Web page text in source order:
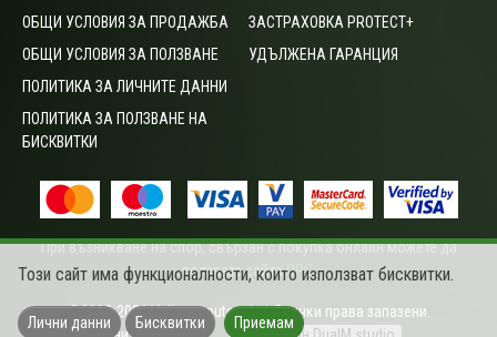
ОБЩИ УСЛОВИЯ ЗА ПРОДАЖБА
ОБЩИ УСЛОВИЯ ЗА ПОЛЗВАНЕ
ПОЛИТИКА ЗА ЛИЧНИТЕ ДАННИ
ПОЛИТИКА ЗА ПОЛЗВАНЕ НА
БИСКВИТКИ
ЗАСТРАХОВКА PROTECT+
УДЪЛЖЕНА ГАРАНЦИЯ
При възникване на спор, свързан с покупка онлайн можете да
ползвате сайтаОРС.
©2003-2026 Vali computers Ltd. Всички права запазени.
Този сайт има функционалности, които използват бисквитки.
Лични данни Бисквитки Приемам